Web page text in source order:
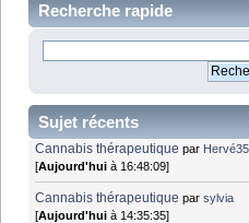
Recherche rapide
Sujet récents
Cannabis thérapeutique par Hervé35
[Aujourd'hui à 16:48:09]
Cannabis thérapeutique parsylvia
[Aujourd'hui à 14:35:35]